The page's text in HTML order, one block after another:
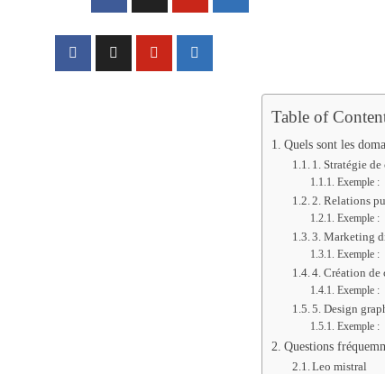
Table of
Quels sont les
1. Stratégie
Exemple :
2. Relations
Exemple :
3. Marketing
Exemple :
4. Création de
Exemple :
5. Design
Exemple :
Questions
Leo mistral